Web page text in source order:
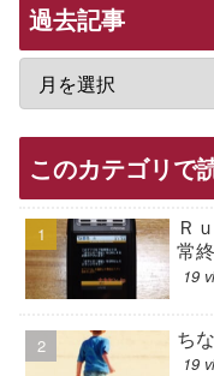
過去記事
このカテゴリで
Ｒ
常
19
ち
19